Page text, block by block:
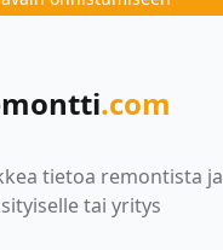
.com
tietoa remontista ja
tai yritys